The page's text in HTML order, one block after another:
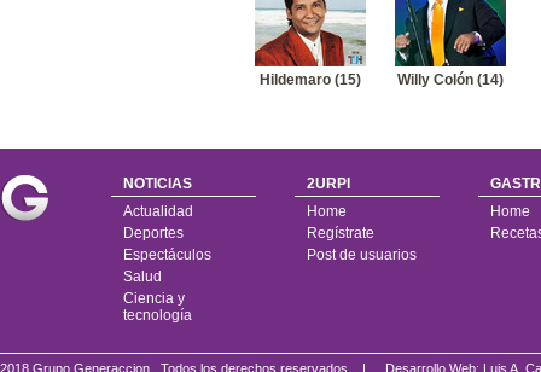
Hildemaro (15) Willy Colón (14)
NOTICIAS
Actualidad
Deportes
Espectáculos
Salud
Ciencia y
tecnología
2URPI
Home
Regístrate
Post de usuarios
Home
2018 Grupo Generaccion . Todos los derechos reservados | Desarrollo Web: Luis